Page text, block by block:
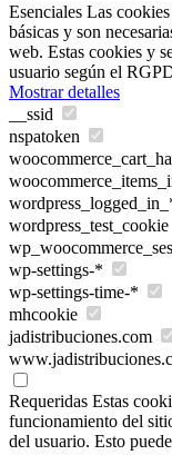
Esenciales Las
básicas y son
web. Estas cookies y
usuario según el
Mostrar detalles
__ssid
nspatoken
wordpress_test_cookie
wp-settings-*
wp-settings-time-*
mhcookie
jadistribuciones.com
Requeridas Estas
funcionamiento del
del usuario. Esto